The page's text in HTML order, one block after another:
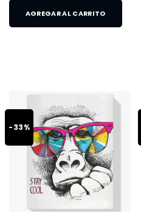
AGREGAR AL CARRITO
-33%